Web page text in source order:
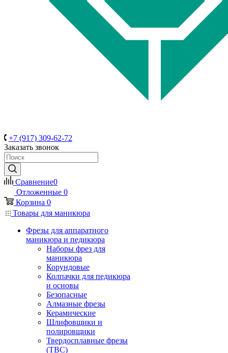
+7 (917) 309-62-72
Заказать звонок
Сравнение0
Отложенные 0
Корзина 0
Товары для маникюра
Фрезы для аппаратного
маникюра и педикюра
Наборы фрез для
маникюра
Корундовые
Колпачки для педикюра
и основы
Безопасные
Алмазные фрезы
Керамические
Шлифовщики и
полировщики
Твердосплавные фрезы
(ТВС)